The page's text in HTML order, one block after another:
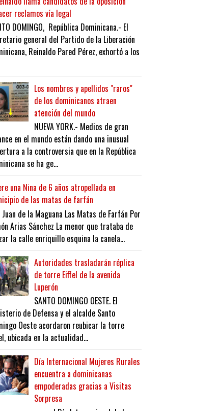
reclamos vía legal
DOMINGO, República Dominicana.- El
general del Partido de la Liberación
Reinaldo Pared Pérez, exhortó a los
Los nombres y apellidos "raros"
de los dominicanos atraen
atención del mundo
NUEVA YORK.- Medios de gran
en el mundo están dando una inusual
a la controversia que en la República
se ha ge...
una Nina de 6 años atropellada en
de las matas de farfán
Juan de la Maguana Las Matas de Farfán Por
Arias Sánchez La menor que trataba de
la calle enriquillo esquina la canela...
Autoridades trasladarán réplica
de torre Eiffel de la avenida
Luperón
SANTO DOMINGO OESTE. El
de Defensa y el alcalde Santo
Oeste acordaron reubicar la torre
ubicada en la actualidad...
Día Internacional Mujeres Rurales
encuentra a dominicanas
empoderadas gracias a Visitas
Sorpresa